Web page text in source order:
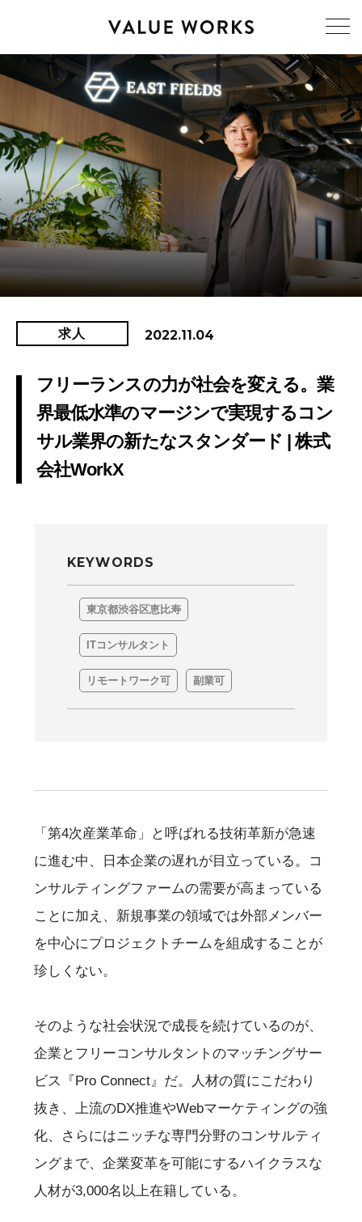
求人 2022.11.04
フリーランスの力が社会を変える。業
界最低水準のマージンで実現するコン
サル業界の新たなスタンダード | 株式
会社WorkX
KEYWORDS
東京都渋谷区恵比寿
ITコンサルタント
リモートワーク可 副業可
「第4次産業革命」と呼ばれる技術革新が急速
に進む中、日本企業の遅れが目立っている。コ
ンサルティングファームの需要が高まっている
ことに加え、新規事業の領域では外部メンバー
を中心にプロジェクトチームを組成することが
珍しくない。
そのような社会状況で成長を続けているのが、
企業とフリーコンサルタントのマッチングサー
ビス『Pro Connect』だ。人材の質にこだわり
抜き、上流のDX推進やWebマーケティングの強
化、さらにはニッチな専門分野のコンサルティ
ングまで、企業変革を可能にするハイクラスな
人材が3,000名以上在籍している。